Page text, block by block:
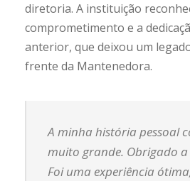
diretoria. A instituição
comprometimento e a
anterior, que deixou um
frente da Mantenedora.
A minha história pessoal
muito grande. Obrigado a
Foi uma experiência